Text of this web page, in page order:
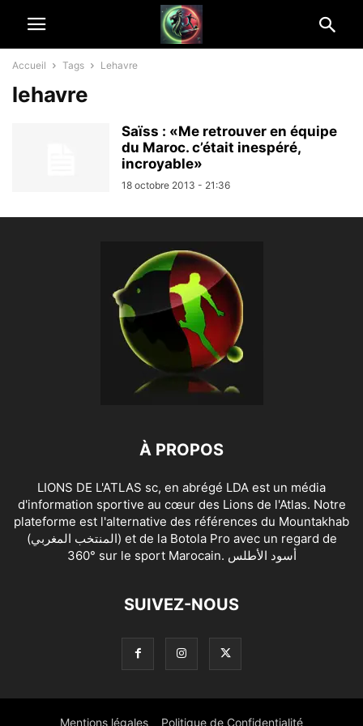
Accueil Tags Lehavre
lehavre
Saïss : «Me retrouver en équipe
du Maroc. c’était inespéré,
incroyable»
18 octobre 2013 - 21:36
À PROPOS
LIONS DE L'ATLAS sc, en abrégé LDA est un média
d'information sportive au cœur des Lions de l'Atlas. Notre
plateforme est l'alternative des références du Mountakhab
(المنتخب المغربي) et de la Botola Pro avec un regard de
360° sur le sport Marocain. أسود الأطلس
SUIVEZ-NOUS
Mentions légales Politique de Confidentialité